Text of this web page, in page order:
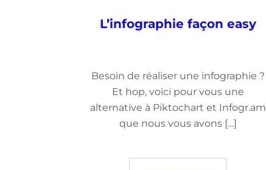
L’infographie façon easy
Besoin de réaliser une infographie ?
Et hop, voici pour vous une
alternative à Piktochart et Infogr.am
que nous vous avons […]